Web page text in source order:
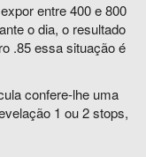
entre 400 e 800
o dia, o resultado
.85 essa situação é
confere-lhe uma
1 ou 2 stops,